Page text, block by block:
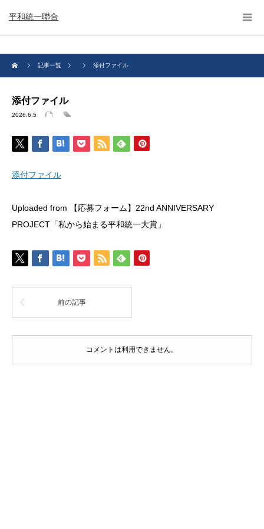
平和統一聯合
記事一覧 添付ファイル
添付ファイル
2026.6.5
添付ファイル
Uploaded from 【応募フォーム】22nd ANNIVERSARY
PROJECT「私から始まる平和統一大賞」
前の記事
コメントは利用できません。